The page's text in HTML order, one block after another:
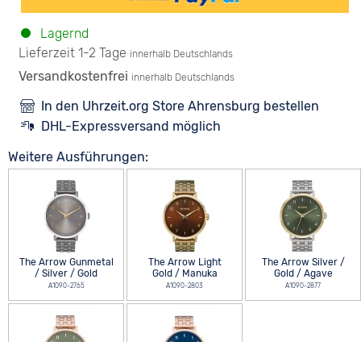
Lagernd
Lieferzeit 1-2 Tage innerhalb Deutschlands
Versandkostenfrei innerhalb Deutschlands
In den Uhrzeit.org Store Ahrensburg bestellen
DHL-Expressversand möglich
Weitere Ausführungen:
The Arrow Gunmetal
/ Silver / Gold
A1090-2765
The Arrow Light
Gold / Manuka
A1090-2803
The Arrow Silver /
Gold / Agave
A1090-2877